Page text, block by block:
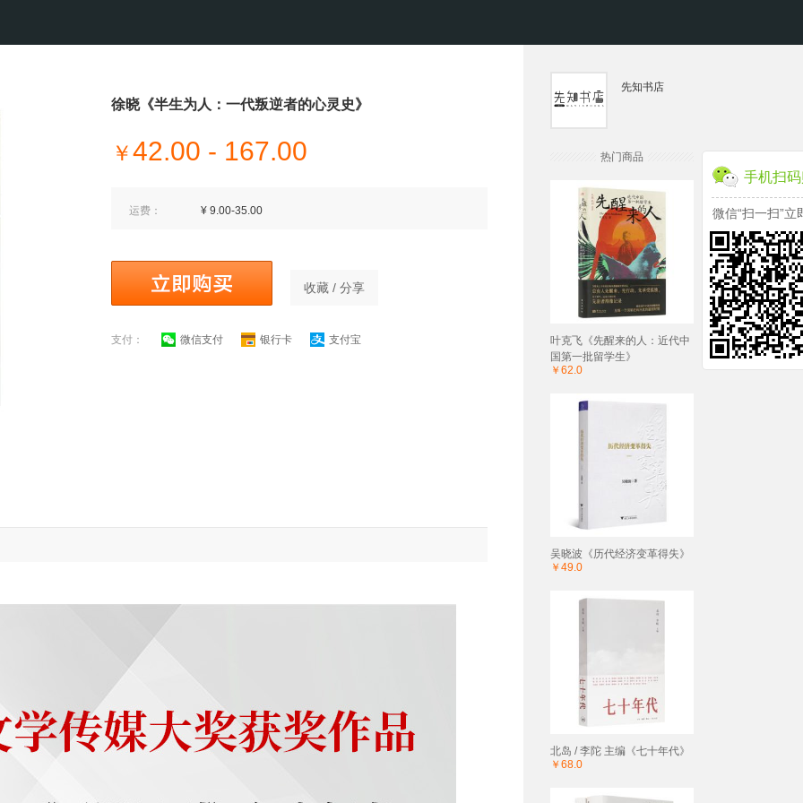
徐晓《半生为人：一代叛逆者的心灵史》
￥42.00 - 167.00
运费： ¥ 9.00-35.00
收藏 / 分享
支付： 微信支付 银行卡 支付宝
先知书店
热门商品
叶克飞《先醒来的人：近代中
国第一批留学生》
￥62.0
吴晓波《历代经济变革得失》
￥49.0
北岛 / 李陀 主编《七十年代》
￥68.0
手机扫
微信“扫一扫”立